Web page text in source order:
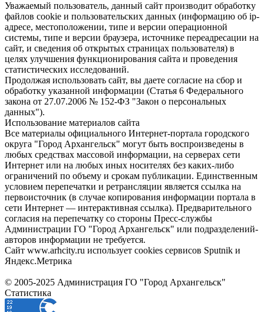
Уважаемый пользователь, данный сайт производит обработку
файлов cookie и пользовательских данных (информацию об ip-
адресе, местоположении, типе и версии операционной
системы, типе и версии браузера, источнике переадресации на
сайт, и сведения об открытых страницах пользователя) в
целях улучшения функционирования сайта и проведения
статистических исследований.
Продолжая использовать сайт, вы даете согласие на сбор и
обработку указанной информации (Статья 6 Федерального
закона от 27.07.2006 № 152-ФЗ "Закон о персональных
данных").
Использование материалов сайта
Все материалы официального Интернет-портала городского
округа "Город Архангельск" могут быть воспроизведены в
любых средствах массовой информации, на серверах сети
Интернет или на любых иных носителях без каких-либо
ограничений по объему и срокам публикации. Единственным
условием перепечатки и ретрансляции является ссылка на
первоисточник (в случае копирования информации портала в
сети Интернет — интерактивная ссылка). Предварительного
согласия на перепечатку со стороны Пресс-службы
Администрации ГО "Город Архангельск" или подразделений-
авторов информации не требуется.
Сайт www.arhcity.ru использует cookies сервисов Sputnik и
Яндекс.Метрика
© 2005-2025 Администрация ГО "Город Архангельск"
Статистика